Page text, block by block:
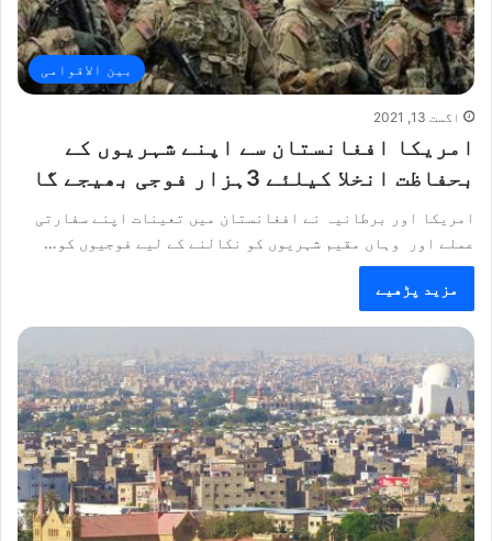
بین الاقوامی
اگست 13, 2021
امریکا افغانستان سے اپنے شہریوں کے
بحفاظت انخلا کیلئے 3ہزار فوجی بھیجے گا
امریکا اور برطانیہ نے افغانستان میں تعینات اپنے سفارتی
عملے اور وہاں مقیم شہریوں کو نکالنے کے لیے فوجیوں کو…
مزید پڑھیے